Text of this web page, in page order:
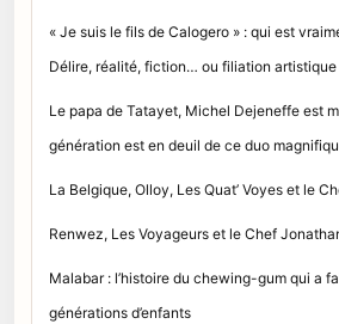
« Je suis le fils de Calogero » : qui est
Délire, réalité, fiction… ou filiation artistique
Le papa de Tatayet, Michel Dejeneffe est
génération est en deuil de ce duo
La Belgique, Olloy, Les Quat’ Voyes et le
Renwez, Les Voyageurs et le Chef
Malabar : l’histoire du chewing-gum qui a
générations d’enfants